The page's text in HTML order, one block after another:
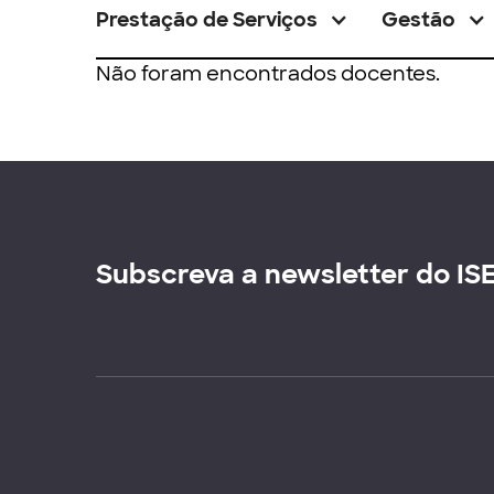
Prestação de Serviços Gestão
Não foram encontrados docentes.
Subscreva a newsletter do